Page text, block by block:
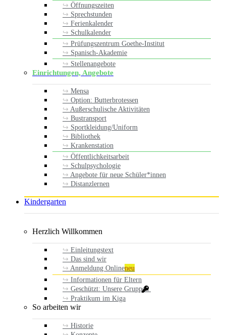
Öffnungszeiten
Sprechstunden
Ferienkalender
Schulkalender
Prüfungszentrum Goethe-Institut
Spanisch-Akademie
Stellenangebote
Einrichtungen, Angebote
Mensa
Option: Butterbrotessen
Außerschulische Aktivitäten
Bustransport
Sportkleidung/Uniform
Bibliothek
Krankenstation
Öffentlichkeitsarbeit
Schulpsychologie
Angebote für neue Schüler*innen
Distanzlernen
Kindergarten
Herzlich Willkommen
Einleitungstext
Das sind wir
Anmeldung Onlineneu
Informationen für Eltern
Geschützt: Unsere Gruppen
Praktikum im Kiga
So arbeiten wir
Historie